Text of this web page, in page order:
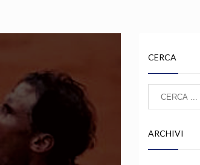
CERCA
ARCHIVI